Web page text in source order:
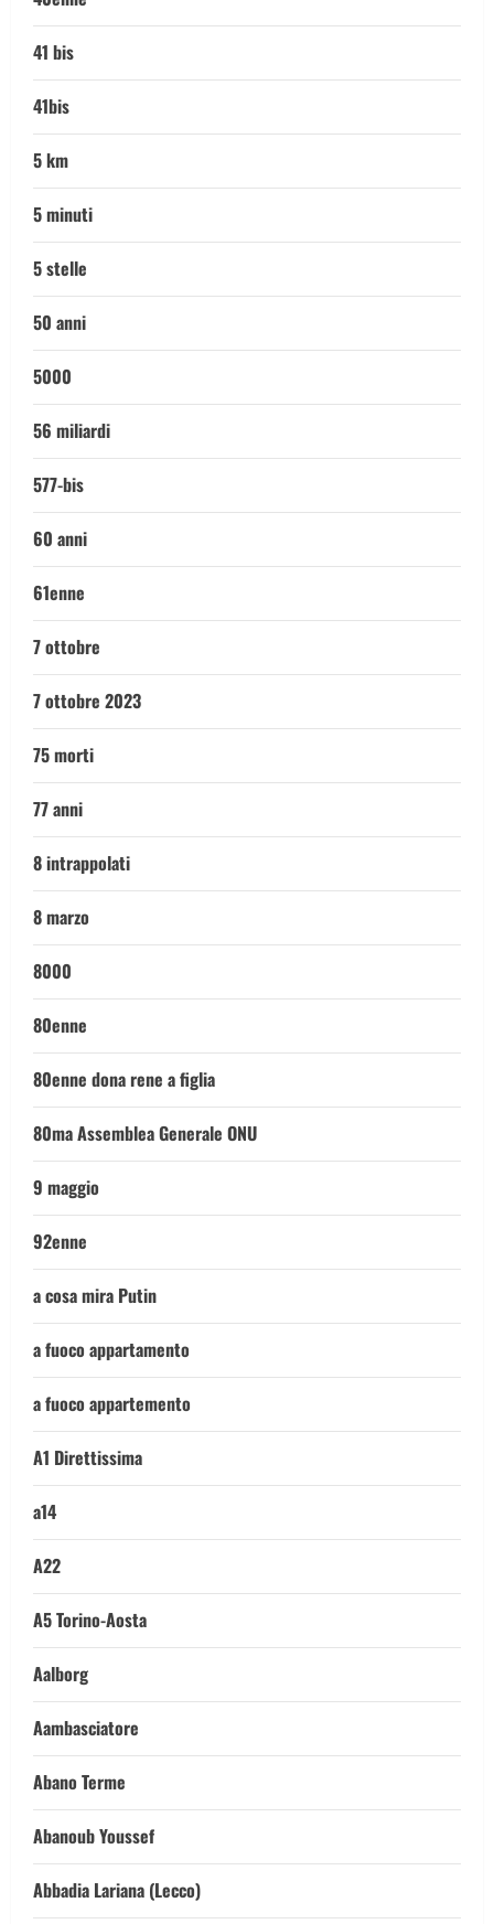
41 bis
41bis
5 km
5 minuti
5 stelle
50 anni
5000
56 miliardi
577-bis
60 anni
61enne
7 ottobre
7 ottobre 2023
75 morti
77 anni
8 intrappolati
8 marzo
8000
80enne
80enne dona rene a figlia
80ma Assemblea Generale ONU
9 maggio
92enne
a cosa mira Putin
a fuoco appartamento
a fuoco appartemento
A1 Direttissima
a14
A22
A5 Torino-Aosta
Aalborg
Aambasciatore
Abano Terme
Abanoub Youssef
Abbadia Lariana (Lecco)